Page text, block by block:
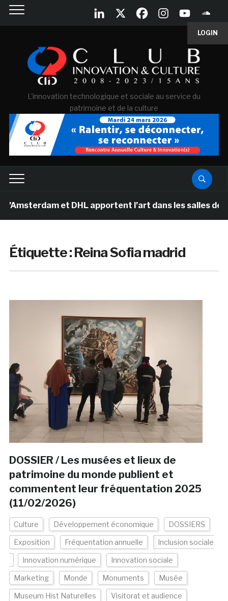
LOGIN
L'innovation technologique et sociale au service du
patrimoine et de la culture
et DHL apportent l’art dans les salles de
Étiquette :Reina Sofia madrid
DOSSIER / Les musées et lieux de
patrimoine du monde publient et
commentent leur fréquentation 2025
(11/02/2026)
Culture Développement économique DOSSIERS
Exposition Fréquentation annuelle Inclusion sociale
Innovation numérique Innovation sociale
Marketing Monde Monuments Musée
Museum Hist Naturelles Visitorat et audience